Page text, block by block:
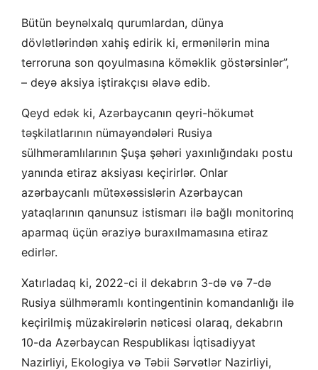
Bütün beynəlxalq qurumlardan, dünya
dövlətlərindən xahiş edirik ki, ermənilərin mina
terroruna son qoyulmasına köməklik göstərsinlər”,
– deyə aksiya iştirakçısı əlavə edib.
Qeyd edək ki, Azərbaycanın qeyri-hökumət
təşkilatlarının nümayəndələri Rusiya
sülhməramlılarının Şuşa şəhəri yaxınlığındakı postu
yanında etiraz aksiyası keçirirlər. Onlar
azərbaycanlı mütəxəssislərin Azərbaycan
yataqlarının qanunsuz istismarı ilə bağlı monitorinq
aparmaq üçün əraziyə buraxılmamasına etiraz
edirlər.
Xatırladaq ki, 2022-ci il dekabrın 3-də və 7-də
Rusiya sülhməramlı kontingentinin komandanlığı ilə
keçirilmiş müzakirələrin nəticəsi olaraq, dekabrın
10-da Azərbaycan Respublikası İqtisadiyyat
Nazirliyi, Ekologiya və Təbii Sərvətlər Nazirliyi,